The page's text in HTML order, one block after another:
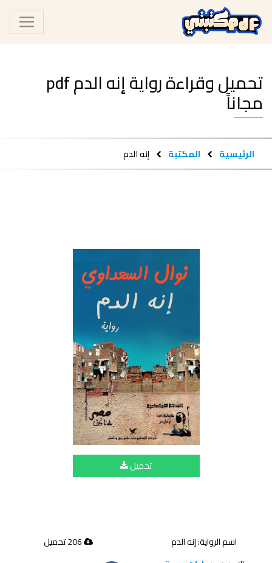
تحميل وقراءة رواية ‫إنه الدم pdf
مجاناً
الرئيسية المكتبة ‫إنه الدم
تحميل
اسم الرواية: ‫إنه الدم